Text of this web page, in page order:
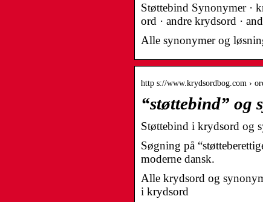
Støttebind Synonymer ·
ord · andre krydsord ·
Alle synonymer og
http s://www.krydsordbog.com ›
“støttebind” og
Støttebind i krydsord og
Søgning på
moderne dansk.
Alle krydsord og
i krydsord